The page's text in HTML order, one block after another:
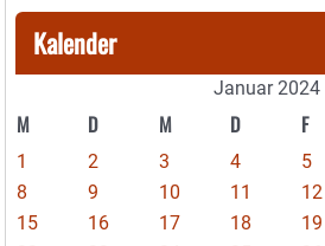
Kalender
Januar 2024
M D M D F
1 2 3 4 5
8
9 10 11 12
15
16 17 18 19